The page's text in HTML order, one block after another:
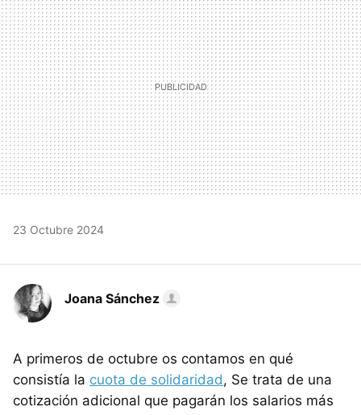
23 Octubre 2024
Joana Sánchez
A primeros de octubre os contamos en qué
consistía la cuota de solidaridad, Se trata de una
cotización adicional que pagarán los salarios más